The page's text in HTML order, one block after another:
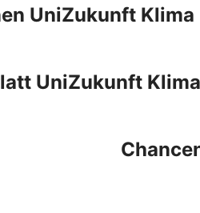
UniZukunft Klima
UniZukunft Klima